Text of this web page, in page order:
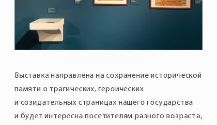
Выставка направлена на сохранение исторической
памяти о трагических, героических
и созидательных страницах нашего государства
и будет интересна посетителям разного возраста,